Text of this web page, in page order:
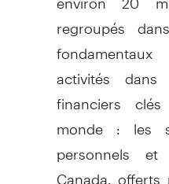
regroupés
activités
financiers
monde : les
personnels
Canada,